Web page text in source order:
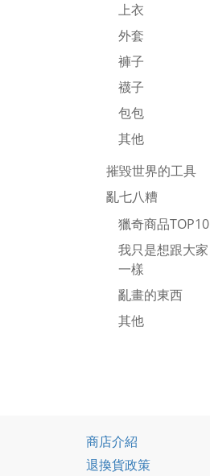
上衣
外套
褲子
襪子
包包
其他
摧毀世界的工具
亂七八糟
獵奇商品TOP10
我只是想跟大家
一樣
亂畫的東西
其他
商店介紹
退換貨政策